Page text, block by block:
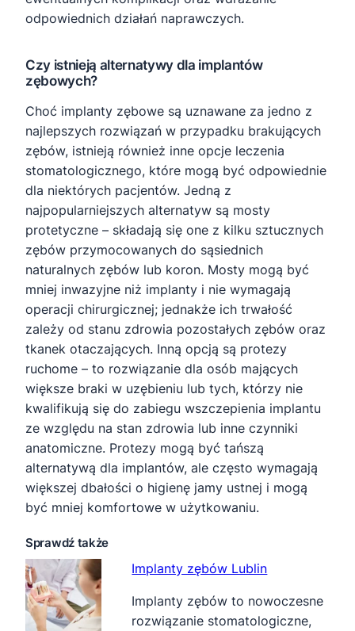
odpowiednich działań naprawczych.
Czy istnieją alternatywy dla implantów
zębowych?
Choć implanty zębowe są uznawane za jedno z
najlepszych rozwiązań w przypadku brakujących
zębów, istnieją również inne opcje leczenia
stomatologicznego, które mogą być odpowiednie
dla niektórych pacjentów. Jedną z
najpopularniejszych alternatyw są mosty
protetyczne – składają się one z kilku sztucznych
zębów przymocowanych do sąsiednich
naturalnych zębów lub koron. Mosty mogą być
mniej inwazyjne niż implanty i nie wymagają
operacji chirurgicznej; jednakże ich trwałość
zależy od stanu zdrowia pozostałych zębów oraz
tkanek otaczających. Inną opcją są protezy
ruchome – to rozwiązanie dla osób mających
większe braki w uzębieniu lub tych, którzy nie
kwalifikują się do zabiegu wszczepienia implantu
ze względu na stan zdrowia lub inne czynniki
anatomiczne. Protezy mogą być tańszą
alternatywą dla implantów, ale często wymagają
większej dbałości o higienę jamy ustnej i mogą
być mniej komfortowe w użytkowaniu.
Sprawdź także
Implanty zębów Lublin
Implanty zębów to nowoczesne
rozwiązanie stomatologiczne,